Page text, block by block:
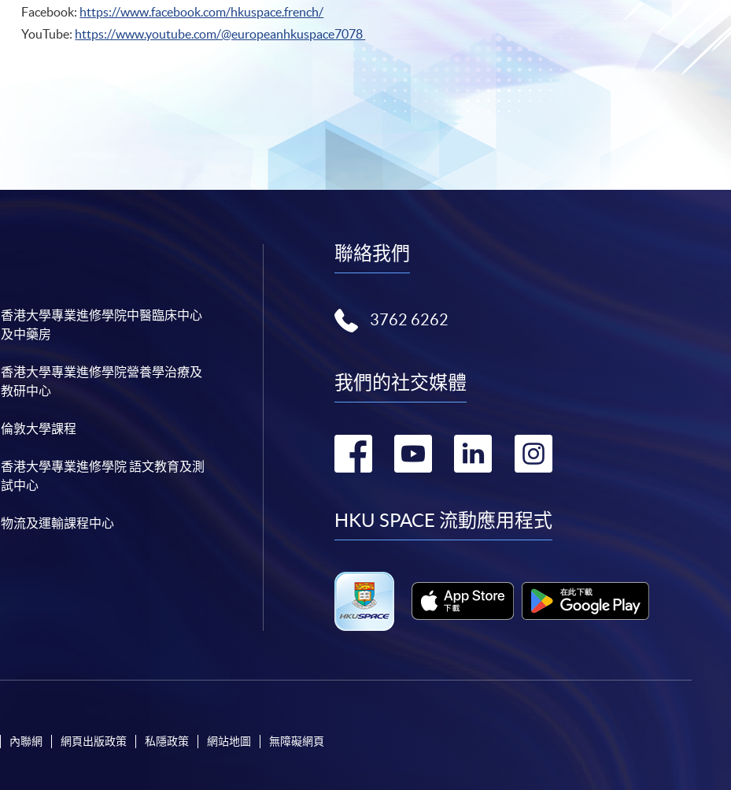
Facebook: https://www.facebook.com/hkuspace.french/
YouTube: https://www.youtube.com/@europeanhkuspace7078
香港大學專業進修學院中醫臨床中心
及中藥房
香港大學專業進修學院營養學治療及
教研中心
倫敦大學課程
香港大學專業進修學院 語文教育及測
試中心
物流及運輸課程中心
聯絡我們
3762 6262
我們的社交媒體
轉
facebook
轉
youtube
轉
linkedin
轉
instagram
HKU SPACE 流動應用程式
內聯網 網頁出版政策 私隱政策 網站地圖 無障礙網頁